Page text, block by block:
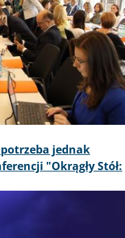
jednak
"Okrągły Stół: